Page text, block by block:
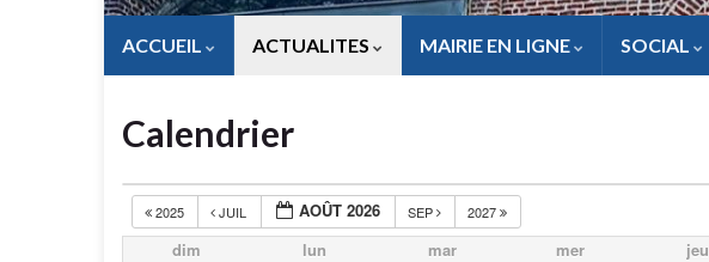
ACCUEIL ACTUALITES MAIRIE EN LIGNE SOCIAL
Calendrier
2025 JUIL AOÛT 2026 SEP 2027
dim lun mar mer jeu